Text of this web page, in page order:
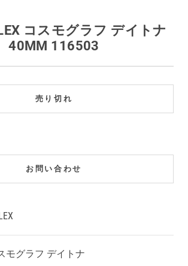
コスモグラフ デイトナ
40MM 116503
売り切れ
お問い合わせ
モグラフ デイトナ